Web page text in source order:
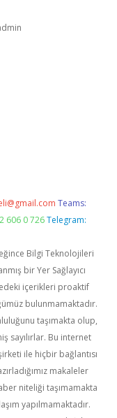
Teams:
606 0 726 Telegram:
Bilgi Teknolojileri
bir Yer Sağlayıcı
içerikleri proaktif
bulunmamaktadır.
taşımakta olup,
sayılırlar. Bu internet
ile hiçbir bağlantısı
makaleler
niteliği taşımamakta
yapılmamaktadır.